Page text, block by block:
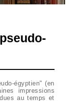
égyptien" (en
impressions
au temps et